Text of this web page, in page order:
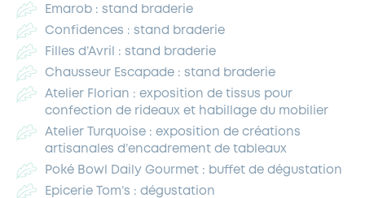
Emarob : stand braderie
Confidences : stand braderie
Filles d’Avril : stand braderie
Chausseur Escapade : stand braderie
Atelier Florian : exposition de tissus pour
confection de rideaux et habillage du mobilier
Atelier Turquoise : exposition de créations
artisanales d’encadrement de tableaux
Poké Bowl Daily Gourmet : buffet de dégustation
Epicerie Tom’s : dégustation